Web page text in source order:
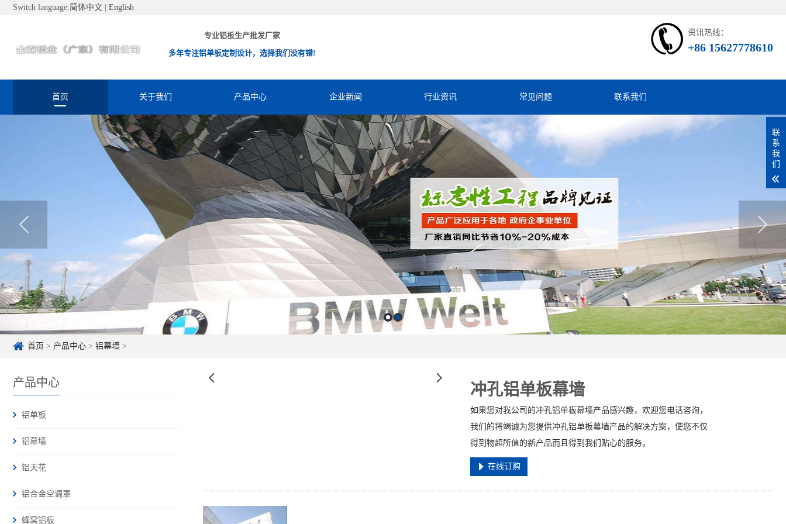
Switch language:简体中文 English
专业铝板生产批发厂家
多年专注铝单板定制设计，选择我们没有错!
资讯热线：
+86 15627778610
首页 关于我们 产品中心 企业新闻 行业资讯 常见问题 联系我们
首页 > 产品中心 > 铝幕墙 >
产品中心
铝单板
铝幕墙
铝天花
铝合金空调罩
蜂窝铝板
冲孔铝单板幕墙
如果您对我公司的冲孔铝单板幕墙产品感兴趣，欢迎您电话咨询，
我们的将竭诚为您提供冲孔铝单板幕墙产品的解决方案，使您不仅
得到物超所值的新产品而且得到我们贴心的服务。
在线订购
联
系
我
们